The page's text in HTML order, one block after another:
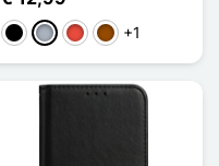
ZwartGrijsRoodBruin+1